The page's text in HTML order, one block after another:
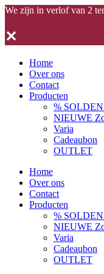
We zijn in verlof van 2
✕
Home
Over ons
Contact
Producten
%
NIEUWE
Varia
Cadeaubon
OUTLET
Home
Over ons
Contact
Producten
%
NIEUWE
Varia
Cadeaubon
OUTLET